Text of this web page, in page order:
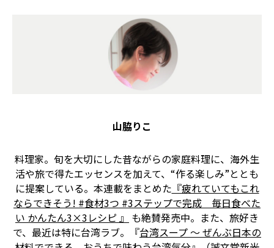
山脇りこ
料理家。旬を大切にした昔ながらの家庭料理に、海外生
活や旅で得たエッセンスを加えて、“作る楽しみ”ととも
に提案している。本連載をまとめた 『疲れていてもこれ
ならできそう! #食材3つ #3ステップで完成 毎日食べた
い かんたん3×3レシピ 』 も絶賛発売中。また、旅好き
で、最近は特に台湾ラブ。『台湾スープ ～ ぜんぶ日本の